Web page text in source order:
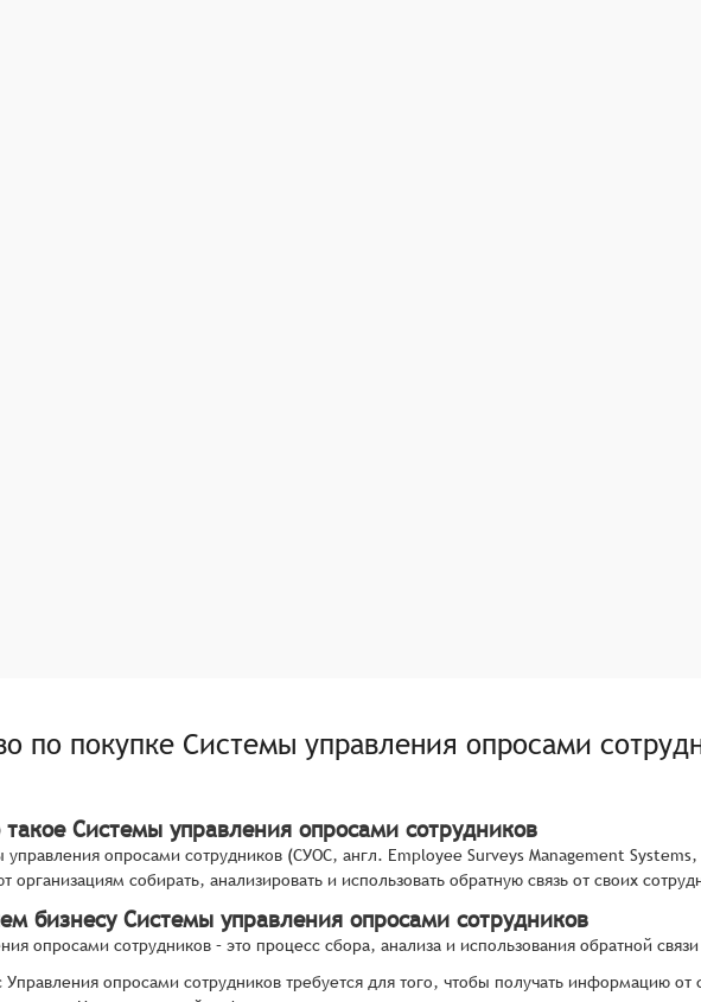
по покупке Системы управления опросами
такое Системы управления опросами сотрудников
управления опросами сотрудников (СУОС, англ. Employee Surveys Management
организациям собирать, анализировать и использовать обратную связь от своих
бизнесу Системы управления опросами сотрудников
опросами сотрудников – это процесс сбора, анализа и использования обратной
Управления опросами сотрудников требуется для того, чтобы получать информацию от